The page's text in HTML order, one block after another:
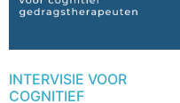
INTERVISIE VOOR
COGNITIEF